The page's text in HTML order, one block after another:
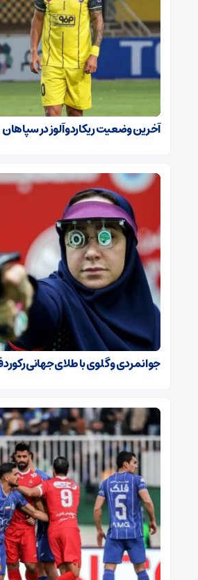
آخرین وضعیت ریکاردو آلوز در سپاهان
جوانمردی و گلوی با طلای جهانی